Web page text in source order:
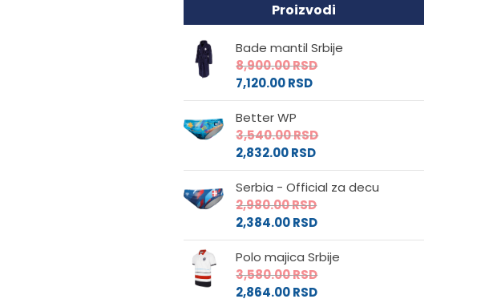
Proizvodi
Bade mantil Srbije
8,900.00RSD
7,120.00RSD
Better WP
3,540.00RSD
2,832.00RSD
Serbia - Official za decu
2,980.00RSD
2,384.00RSD
Polo majica Srbije
3,580.00RSD
2,864.00RSD